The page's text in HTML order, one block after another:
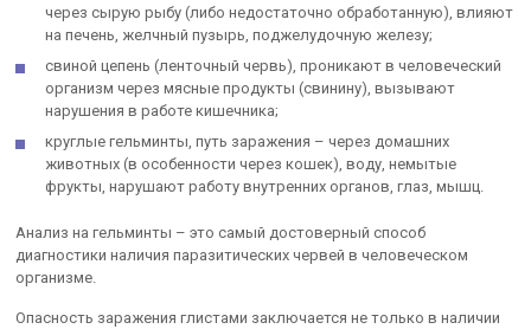
через сырую рыбу (либо недостаточно обработанную), влияют
на печень, желчный пузырь, поджелудочную железу;
свиной цепень (ленточный червь), проникают в человеческий
организм через мясные продукты (свинину), вызывают
нарушения в работе кишечника;
круглые гельминты, путь заражения – через домашних
животных (в особенности через кошек), воду, немытые
фрукты, нарушают работу внутренних органов, глаз, мышц.
Анализ на гельминты – это самый достоверный способ
диагностики наличия паразитических червей в человеческом
организме.
Опасность заражения глистами заключается не только в наличии